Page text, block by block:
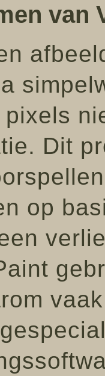
van
Dit
op